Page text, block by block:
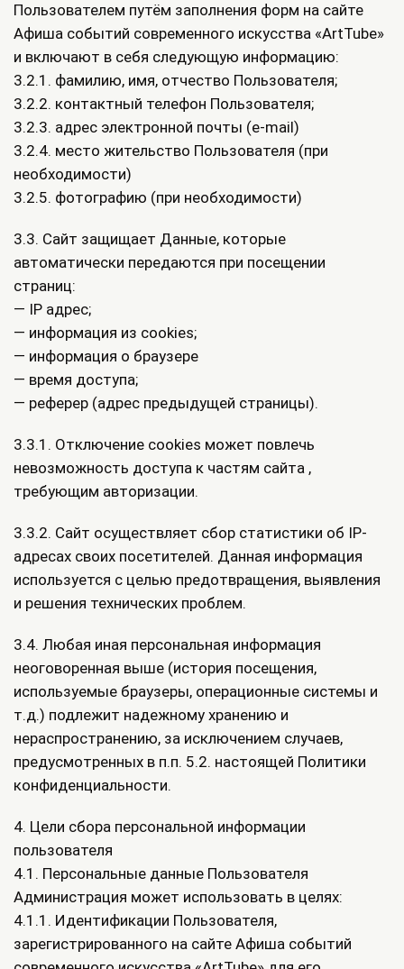
Пользователем путём заполнения форм на сайте
Афиша событий современного искусства «ArtTube»
и включают в себя следующую информацию:
3.2.1. фамилию, имя, отчество Пользователя;
3.2.2. контактный телефон Пользователя;
3.2.3. адрес электронной почты (e-mail)
3.2.4. место жительство Пользователя (при
необходимости)
3.2.5. фотографию (при необходимости)
3.3. Сайт защищает Данные, которые
автоматически передаются при посещении
страниц:
— IP адрес;
— информация из cookies;
— информация о браузере
— время доступа;
— реферер (адрес предыдущей страницы).
3.3.1. Отключение cookies может повлечь
невозможность доступа к частям сайта ,
требующим авторизации.
3.3.2. Сайт осуществляет сбор статистики об IP-
адресах своих посетителей. Данная информация
используется с целью предотвращения, выявления
и решения технических проблем.
3.4. Любая иная персональная информация
неоговоренная выше (история посещения,
используемые браузеры, операционные системы и
т.д.) подлежит надежному хранению и
нераспространению, за исключением случаев,
предусмотренных в п.п. 5.2. настоящей Политики
конфиденциальности.
4. Цели сбора персональной информации
пользователя
4.1. Персональные данные Пользователя
Администрация может использовать в целях:
4.1.1. Идентификации Пользователя,
зарегистрированного на сайте Афиша событий